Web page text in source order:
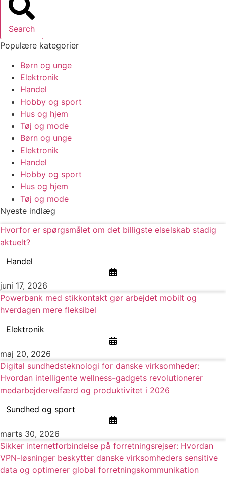
Search
Populære kategorier
Børn og unge
Elektronik
Handel
Hobby og sport
Hus og hjem
Tøj og mode
Børn og unge
Elektronik
Handel
Hobby og sport
Hus og hjem
Tøj og mode
Nyeste indlæg
Hvorfor er spørgsmålet om det billigste elselskab stadig
aktuelt?
Handel
juni 17, 2026
Powerbank med stikkontakt gør arbejdet mobilt og
hverdagen mere fleksibel
Elektronik
maj 20, 2026
Digital sundhedsteknologi for danske virksomheder:
Hvordan intelligente wellness-gadgets revolutionerer
medarbejdervelfærd og produktivitet i 2026
Sundhed og sport
marts 30, 2026
Sikker internetforbindelse på forretningsrejser: Hvordan
VPN-løsninger beskytter danske virksomheders sensitive
data og optimerer global forretningskommunikation